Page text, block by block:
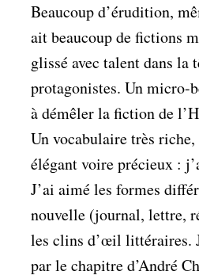
Beaucoup d’érudition,
ait beaucoup de fictions
glissé avec talent dans la
protagonistes. Un
à démêler la fiction de
Un vocabulaire très
élégant voire précieux :
J’ai aimé les formes
nouvelle (journal, lettre,
les clins d’œil littéraires.
par le chapitre d’André